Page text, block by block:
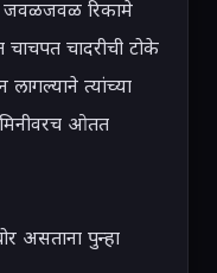
जवळजवळ रिकामे
चाचपत चादरीची टोके
त्यांच्या
ओतत
असताना पुन्हा